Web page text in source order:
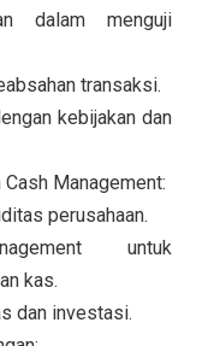
dalam menguji
transaksi.
kebijakan dan
Management:
perusahaan.
untuk
kas.
dan investasi.